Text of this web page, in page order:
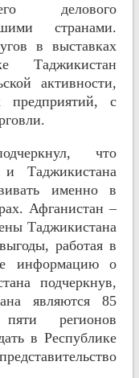
делового
странами.
в выставках
Таджикистан
активности,
предприятий, с
что
и Таджикистана
именно в
Афганистан –
Таджикистана
работая в
информацию о
подчеркнув,
являются 85
пяти регионов
в Республике